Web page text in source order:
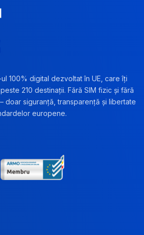
100% digital dezvoltat în UE, care îți
210 destinații. Fără SIM fizic și fără
doar siguranță, transparență și libertate
europene.